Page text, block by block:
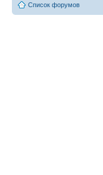
Список форумов